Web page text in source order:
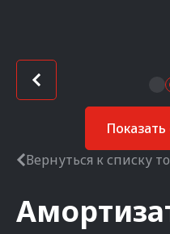
Вернуться к списку